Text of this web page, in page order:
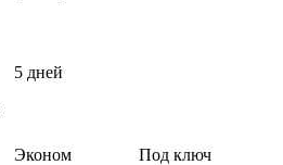
5 дней
Эконом
Под ключ